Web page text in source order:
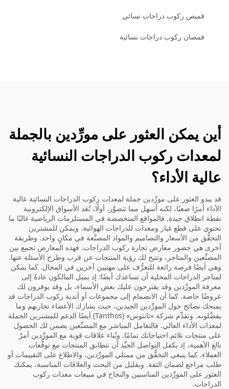
قميص ركوب دراجات نسائي
قمصان ركوب دراجات نسائية
أين يمكن العثور على مورِّدين بالجملة
لمعدات ركوب الدراجات النسائية
عالية الأداء؟
قد يبدو العثور على مورِّدين جملة لمعدات ركوب الدراجات النسائية عالية
الأداء أمرًا صعبًا، لكنه أسهل مما تتصوَّر. أولًا، تُعَد الأسواق الإلكترونية
نقطة انطلاق جيدة. فالمواقع المتخصصة في المستلزمات الرياضية غالبًا ما
تحتوي على قطع غيار ومعدات للدراجات الهوائية. ويمكن للمشترين
التحقُّق من الأسعار والتصاميم والمواد المصنَّعة في مكانٍ واحد. وطريقة
أخرى هي حضور معارض تجارة ركوب الدراجات. فهذه المعارض تجمع بين
المصنِّعين والمتاجر، وتتيح لك رؤية المنتجات عن قرب وطرح الأسئلة عنها.
وهي أيضًا فرصة رائعة للتعرُّف على مهنيين آخرين في المجال. كما يمكن
لمتاجر الدراجات المحلية أن تساعدك أيضًا؛ إذ يميل المالكون عادةً إلى
معرفة المورِّدين وقد يقترحون عليك بعض الأسماء، بل وقد يوفرون لك
عروضًا خاصة. كما أن الانضمام إلى مجموعات أو أندية ركوب الدراجات قد
يمنحك نصائح حول المورِّدين الجيدين، حيث يشارك الأعضاء تجاربهم وما
يفضِّلونه. وتقدِّم شركة «تانثوس» (Tanthos) أيضًا الدعم للمشترين الجملة
لمعدات الأداء العالي. فالتعامل المباشر مع المصنِّعين يضمن لك الحصول
على منتجات تلائم احتياجاتك تمامًا. وبُناء علاقات قوية مع المورِّدين أمرٌ
بالغ الأهمية، إذ يكفل التواصل الجيِّد أن تتطابق المنتجات مع توقُّعات
العملاء. كما ينبغي التحقُّق من ممثلي المورِّدين، والاطلاع على التقييمات أو
طلب مراجع لضمان الثقة. وبقليل من البحث والعلاقات المناسبة، يمكنك
العثور على المورِّدين المناسبين والنجاح في مبيعات معدات ركوب
الدراجات.